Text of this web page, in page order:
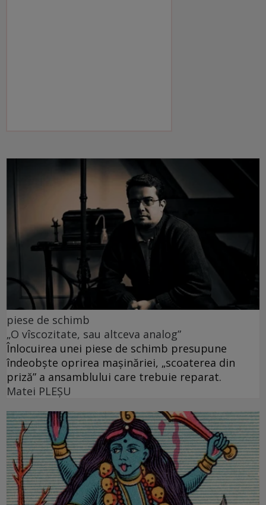
piese de schimb
„O vîscozitate, sau altceva analog”
Înlocuirea unei piese de schimb presupune
îndeobște oprirea mașinăriei, „scoaterea din
priză” a ansamblului care trebuie reparat.
Matei PLEŞU